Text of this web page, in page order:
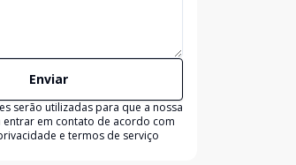
Enviar
serão utilizadas para que a nossa
entrar em contato de acordo com
e termos de serviço